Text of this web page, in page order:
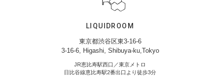
LIQUIDROOM
東京都渋谷区東3-16-6
3-16-6, Higashi, Shibuya-ku,Tokyo
JR恵比寿駅西口／東京メトロ
日比谷線恵比寿駅2番出口より徒歩3分